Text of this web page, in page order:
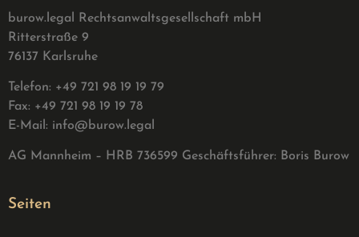
burow.legal Rechtsanwaltsgesellschaft mbH
Ritterstraße 9
76137 Karlsruhe
Telefon: +49 721 98 19 19 79
Fax: +49 721 98 19 19 78
E-Mail: info@burow.legal
AG Mannheim – HRB 736599 Geschäftsführer: Boris Burow
Seiten